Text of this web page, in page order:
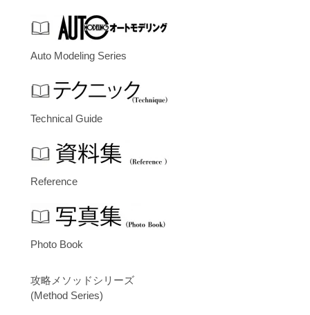
Auto Modeling Series
Technical Guide
Reference
Photo Book
攻略メソッドシリーズ
(Method Series)